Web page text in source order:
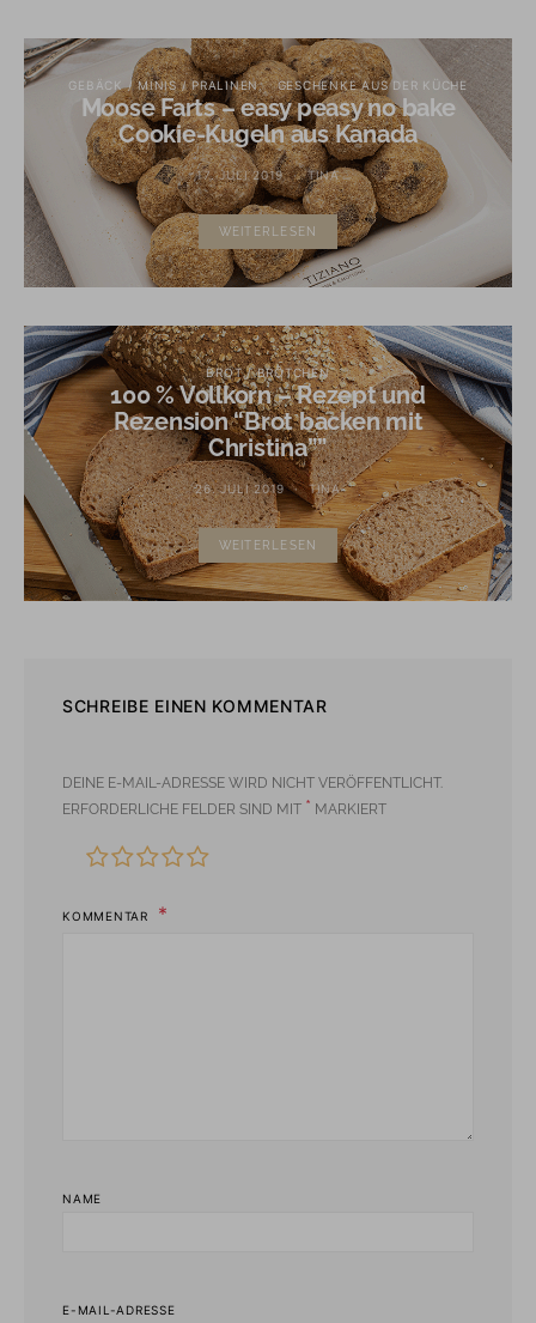
GEBÄCK / MINIS / PRALINEN GESCHENKE AUS DER KÜCHE
Moose Farts – easy peasy no bake
Cookie-Kugeln aus Kanada
17. JULI 2019 TINA
WEITERLESEN
BROT / BRÖTCHEN
100 % Vollkorn – Rezept und
Rezension “Brot backen mit
Christina””
26. JULI 2019 TINA
WEITERLESEN
SCHREIBE EINEN KOMMENTAR
DEINE E-MAIL-ADRESSE WIRD NICHT VERÖFFENTLICHT.
ERFORDERLICHE FELDER SIND MIT * MARKIERT
KOMMENTAR
NAME
E-MAIL-ADRESSE